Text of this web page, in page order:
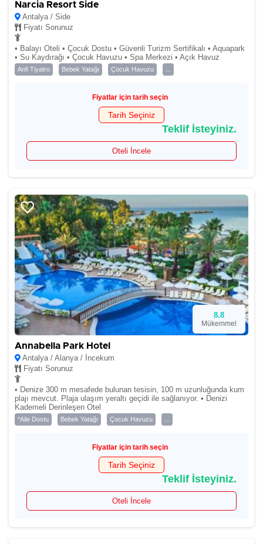
Narcia Resort Side
Antalya / Side
Fiyatı Sorunuz
• Balayı Oteli • Çocuk Dostu • Güvenli Turizm Sertifikalı • Aquapark
• Su Kaydırağı • Çocuk Havuzu • Spa Merkezi • Açık Havuz
Anfi Tiyatro Bebek Yatağı Çocuk Havuzu
Fiyatlar için tarih seçin
Tarih Seçiniz
Teklif İsteyiniz.
Oteli İncele
8.8
Mükemmel
Annabella Park Hotel
Antalya / Alanya / İncekum
Fiyatı Sorunuz
• Denize 300 m mesafede bulunan tesisin, 100 m uzunluğunda kum
plajı mevcut. Plaja ulaşım yeraltı geçidi ile sağlanıyor. • Denizi
Kademeli Derinleşen Otel
*Aile Dostu Bebek Yatağı Çocuk Havuzu
Fiyatlar için tarih seçin
Tarih Seçiniz
Teklif İsteyiniz.
Oteli İncele